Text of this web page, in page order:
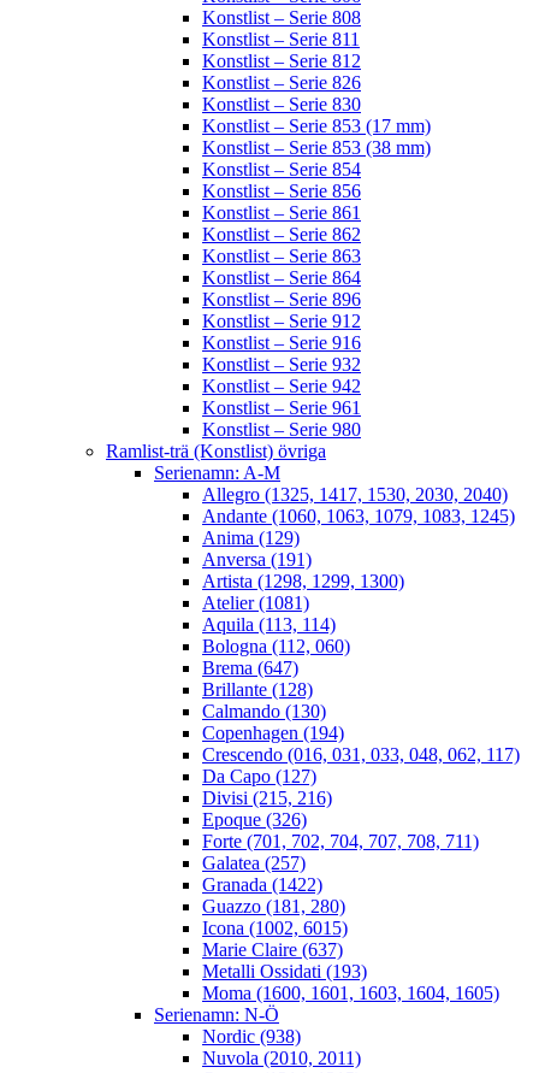
Konstlist – Serie 808
Konstlist – Serie 811
Konstlist – Serie 812
Konstlist – Serie 826
Konstlist – Serie 830
Konstlist – Serie 853 (17 mm)
Konstlist – Serie 853 (38 mm)
Konstlist – Serie 854
Konstlist – Serie 856
Konstlist – Serie 861
Konstlist – Serie 862
Konstlist – Serie 863
Konstlist – Serie 864
Konstlist – Serie 896
Konstlist – Serie 912
Konstlist – Serie 916
Konstlist – Serie 932
Konstlist – Serie 942
Konstlist – Serie 961
Konstlist – Serie 980
Ramlist-trä (Konstlist) övriga
Serienamn: A-M
Allegro (1325, 1417, 1530, 2030, 2040)
Andante (1060, 1063, 1079, 1083, 1245)
Anima (129)
Anversa (191)
Artista (1298, 1299, 1300)
Atelier (1081)
Aquila (113, 114)
Bologna (112, 060)
Brema (647)
Brillante (128)
Calmando (130)
Copenhagen (194)
Crescendo (016, 031, 033, 048, 062, 117)
Da Capo (127)
Divisi (215, 216)
Epoque (326)
Forte (701, 702, 704, 707, 708, 711)
Galatea (257)
Granada (1422)
Guazzo (181, 280)
Icona (1002, 6015)
Marie Claire (637)
Metalli Ossidati (193)
Moma (1600, 1601, 1603, 1604, 1605)
Serienamn: N-Ö
Nordic (938)
Nuvola (2010, 2011)